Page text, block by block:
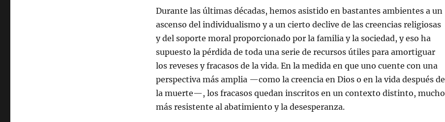
Durante las últimas décadas, hemos asistido en bastantes ambientes a un
ascenso del individualismo y a un cierto declive de las creencias religiosas
y del soporte moral proporcionado por la familia y la sociedad, y eso ha
supuesto la pérdida de toda una serie de recursos útiles para amortiguar
los reveses y fracasos de la vida. En la medida en que uno cuente con una
perspectiva más amplia —como la creencia en Dios o en la vida después de
la muerte—, los fracasos quedan inscritos en un contexto distinto, mucho
más resistente al abatimiento y la desesperanza.